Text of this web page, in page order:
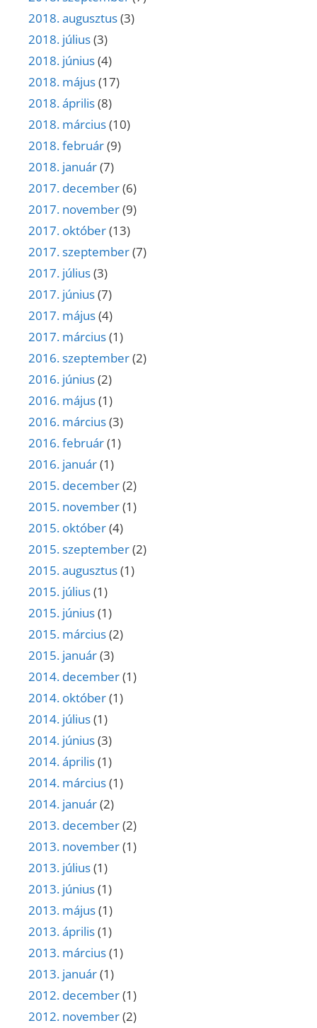
2018. augusztus(3)
2018. július(3)
2018. június(4)
2018. május(17)
2018. április(8)
2018. március(10)
2018. február(9)
2018. január(7)
2017. december(6)
2017. november(9)
2017. október(13)
2017. szeptember(7)
2017. július(3)
2017. június(7)
2017. május(4)
2017. március(1)
2016. szeptember(2)
2016. június(2)
2016. május(1)
2016. március(3)
2016. február(1)
2016. január(1)
2015. december(2)
2015. november(1)
2015. október(4)
2015. szeptember(2)
2015. augusztus(1)
2015. július(1)
2015. június(1)
2015. március(2)
2015. január(3)
2014. december(1)
2014. október(1)
2014. július(1)
2014. június(3)
2014. április(1)
2014. március(1)
2014. január(2)
2013. december(2)
2013. november(1)
2013. július(1)
2013. június(1)
2013. május(1)
2013. április(1)
2013. március(1)
2013. január(1)
2012. december(1)
2012. november(2)